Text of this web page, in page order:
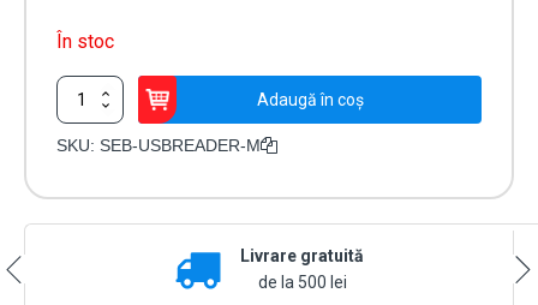
În stoc
Cantitate
Cititor
carduri
Adaugă în coș
SKU: SEB-USBREADER-M
Livrare gratuită
de la 500 lei